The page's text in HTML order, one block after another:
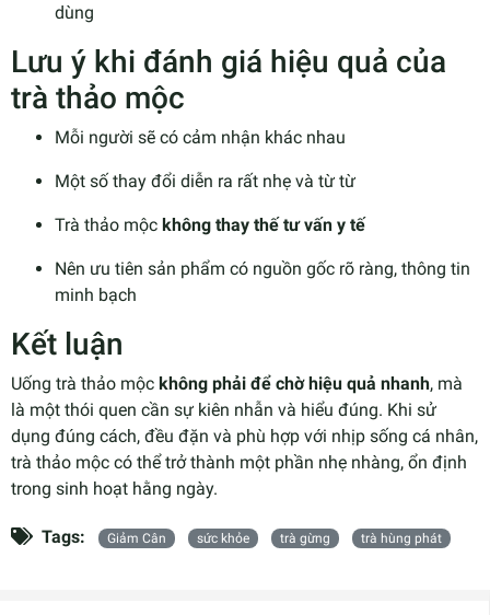
dùng
Lưu ý khi đánh giá hiệu quả của
trà thảo mộc
Mỗi người sẽ có cảm nhận khác nhau
Một số thay đổi diễn ra rất nhẹ và từ từ
Trà thảo mộc không thay thế tư vấn y tế
Nên ưu tiên sản phẩm có nguồn gốc rõ ràng, thông tin
minh bạch
Kết luận
Uống trà thảo mộc không phải để chờ hiệu quả nhanh, mà
là một thói quen cần sự kiên nhẫn và hiểu đúng. Khi sử
dụng đúng cách, đều đặn và phù hợp với nhịp sống cá nhân,
trà thảo mộc có thể trở thành một phần nhẹ nhàng, ổn định
trong sinh hoạt hằng ngày.
Tags: Giảm Cân sức khỏe trà gừng trà hùng phát